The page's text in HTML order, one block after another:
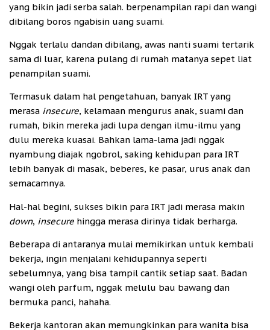
yang bikin jadi serba salah. berpenampilan rapi dan wangi
dibilang boros ngabisin uang suami.
Nggak terlalu dandan dibilang, awas nanti suami tertarik
sama di luar, karena pulang di rumah matanya sepet liat
penampilan suami.
Termasuk dalam hal pengetahuan, banyak IRT yang
merasa insecure, kelamaan mengurus anak, suami dan
rumah, bikin mereka jadi lupa dengan ilmu-ilmu yang
dulu mereka kuasai. Bahkan lama-lama jadi nggak
nyambung diajak ngobrol, saking kehidupan para IRT
lebih banyak di masak, beberes, ke pasar, urus anak dan
semacamnya.
Hal-hal begini, sukses bikin para IRT jadi merasa makin
down, insecure hingga merasa dirinya tidak berharga.
Beberapa di antaranya mulai memikirkan untuk kembali
bekerja, ingin menjalani kehidupannya seperti
sebelumnya, yang bisa tampil cantik setiap saat. Badan
wangi oleh parfum, nggak melulu bau bawang dan
bermuka panci, hahaha.
Bekerja kantoran akan memungkinkan para wanita bisa